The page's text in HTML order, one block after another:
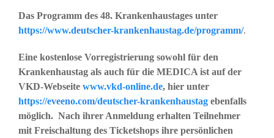
Das Programm des 48. Krankenhaustages unter
https://www.deutscher-krankenhaustag.de/programm/.
Eine kostenlose Vorregistrierung sowohl für den
Krankenhaustag als auch für die MEDICA ist auf der
VKD-Webseite www.vkd-online.de, hier unter
https://eveeno.com/deutscher-krankenhaustag ebenfalls
möglich. Nach ihrer Anmeldung erhalten Teilnehmer
mit Freischaltung des Ticketshops ihre persönlichen